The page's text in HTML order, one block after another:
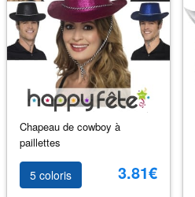
Chapeau de cowboy à
paillettes
5 coloris 3.81€